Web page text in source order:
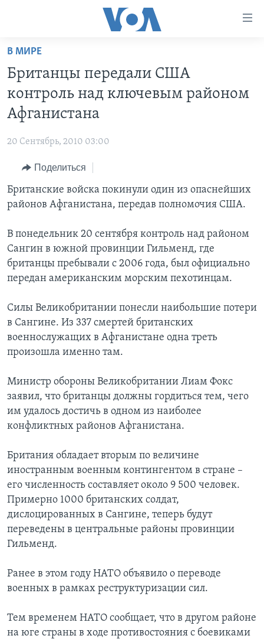
Перейти
основной
контент
Перейти
основной
навигации
Перейти
поиск
ПРОГРАММЫ
АМЕРИКА
ПОЧЕМУ ЭТО ВАЖНО?
ДИСКУССИЯ VOA
НЬЮ-ЙОРК NEW YORK
АМЕРИКА. БОЛЬШОЕ ПУТЕШЕСТВИЕ
ПРОЕКТЫ
НАША АМЕРИКАНСКАЯ ИСТОРИЯ
А КАК В АМЕРИКЕ?
АРТЕФАКТЫ
АМЕРИКАНСКИЕ ГОРОДКИ
ТЕСТЫ
ИНТЕРВЬЮ
ФАКТЫ ПРОТИВ ФЕЙКОВ
ЗА СВОБОДУ ПРЕССЫ
УЧИМ АНГЛИЙСКИЙ
ВИДЕО
ПОДПИСКА НА НОВОСТИ
Learning English
СОЦИАЛЬНЫЕ СЕТИ
В МИРЕ
Британцы передали США
контроль над ключевым районом
Афганистана
20 Сентябрь, 2010 03:00
Поделиться
Британские войска покинули один из опаснейших
районов Афганистана, передав полномочия США.
В понедельник 20 сентября контроль над районом
Сангин в южной провинции Гильменд, где
британцы пребывали с 2006 года, был официально
передан американским морским пехотинцам.
Силы Великобритании понесли наибольшие потери
в Сангине. Из 337 смертей британских
военнослужащих в Афганистане одна треть
произошла именно там.
Министр обороны Великобритании Лиам Фокс
заявил, что британцы должны гордиться тем, чего
им удалось достичь в одном из наиболее
конфликтных районов Афганистана.
Британия обладает вторым по величине
иностранным военным контингентом в стране –
его численность составляет около 9 500 человек.
Примерно 1000 британских солдат,
дислоцированных в Сангине, теперь будут
переведены в центральные районы провинции
Гильменд.
Ранее в этом году НАТО объявило о переводе
военных в рамках реструктуризации сил.
Тем временем НАТО сообщает, что в другом районе
на юге страны в ходе противостояния с боевиками